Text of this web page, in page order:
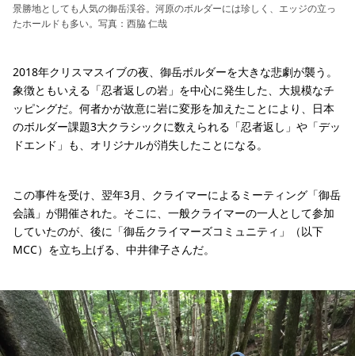
景勝地としても人気の御岳渓谷。河原のボルダーには珍しく、エッジの立っ
たホールドも多い。写真：西脇 仁哉
2018年クリスマスイブの夜、御岳ボルダーを大きな悲劇が襲う。
象徴ともいえる「忍者返しの岩」を中心に発生した、大規模なチ
ッピングだ。何者かが故意に岩に変形を加えたことにより、日本
のボルダー課題3大クラシックに数えられる「忍者返し」や「デッ
ドエンド」も、オリジナルが消失したことになる。
この事件を受け、翌年3月、クライマーによるミーティング「御岳
会議」が開催された。そこに、一般クライマーの一人として参加
していたのが、後に「御岳クライマーズコミュニティ」（以下
MCC）を立ち上げる、中井律子さんだ。